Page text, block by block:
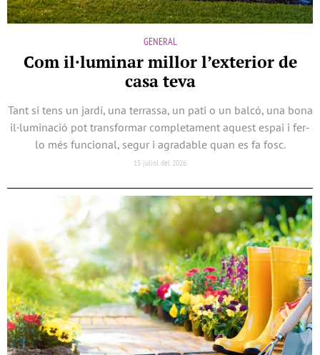
GENERAL
Com il·luminar millor l’exterior de
casa teva
Tant si tens un jardí, una terrassa, un pati o un balcó, una bona
il·luminació pot transformar completament aquest espai i fer-
lo més funcional, segur i agradable quan es fa fosc.
15 juliol del 2026